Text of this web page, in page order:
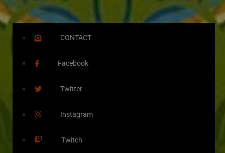
CONTACT
Facebook
Twitter
Instagram
Twitch